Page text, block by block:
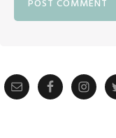
Primary